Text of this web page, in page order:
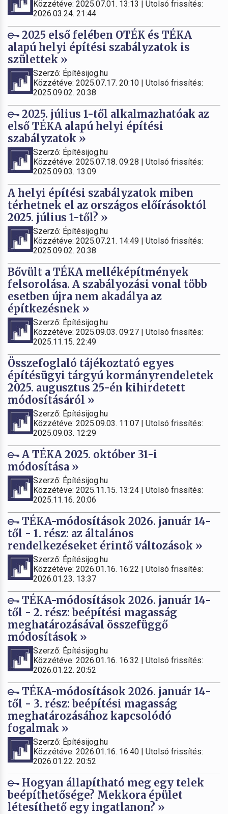
Közzétéve: 2025.07.01. 13:13 | Utolsó frissítés:
2026.03.24. 21:44
2025 első felében OTÉK és TÉKA
alapú helyi építési szabályzatok is
születtek »
Szerző: Építésijog.hu
Közzétéve: 2025.07.17. 20:10 | Utolsó frissítés:
2025.09.02. 20:38
2025. július 1-től alkalmazhatóak az
első TÉKA alapú helyi építési
szabályzatok »
Szerző: Építésijog.hu
Közzétéve: 2025.07.18. 09:28 | Utolsó frissítés:
2025.09.03. 13:09
A helyi építési szabályzatok miben
térhetnek el az országos előírásoktól
2025. július 1-től? »
Szerző: Építésijog.hu
Közzétéve: 2025.07.21. 14:49 | Utolsó frissítés:
2025.09.02. 20:38
Bővült a TÉKA melléképítmények
felsorolása. A szabályozási vonal több
esetben újra nem akadálya az
építkezésnek »
Szerző: Építésijog.hu
Közzétéve: 2025.09.03. 09:27 | Utolsó frissítés:
2025.11.15. 22:49
Összefoglaló tájékoztató egyes
építésügyi tárgyú kormányrendeletek
2025. augusztus 25-én kihirdetett
módosításáról »
Szerző: Építésijog.hu
Közzétéve: 2025.09.03. 11:07 | Utolsó frissítés:
2025.09.03. 12:29
A TÉKA 2025. október 31-i
módosítása »
Szerző: Építésijog.hu
Közzétéve: 2025.11.15. 13:24 | Utolsó frissítés:
2025.11.16. 20:06
TÉKA-módosítások 2026. január 14-
től - 1. rész: az általános
rendelkezéseket érintő változások »
Szerző: Építésijog.hu
Közzétéve: 2026.01.16. 16:22 | Utolsó frissítés:
2026.01.23. 13:37
TÉKA-módosítások 2026. január 14-
től - 2. rész: beépítési magasság
meghatározásával összefüggő
módosítások »
Szerző: Építésijog.hu
Közzétéve: 2026.01.16. 16:32 | Utolsó frissítés:
2026.01.22. 20:52
TÉKA-módosítások 2026. január 14-
től - 3. rész: beépítési magasság
meghatározásához kapcsolódó
fogalmak »
Szerző: Építésijog.hu
Közzétéve: 2026.01.16. 16:40 | Utolsó frissítés:
2026.01.22. 20:52
Hogyan állapítható meg egy telek
beépíthetősége? Mekkora épület
létesíthető egy ingatlanon? »